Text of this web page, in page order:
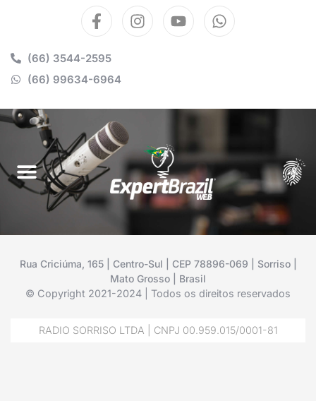
(66) 3544-2595
(66) 99634-6964
Rua Criciúma, 165 | Centro-Sul | CEP 78896-069 | Sorriso |
Mato Grosso | Brasil
© Copyright 2021-2024 | Todos os direitos reservados
RADIO SORRISO LTDA | CNPJ 00.959.015/0001-81